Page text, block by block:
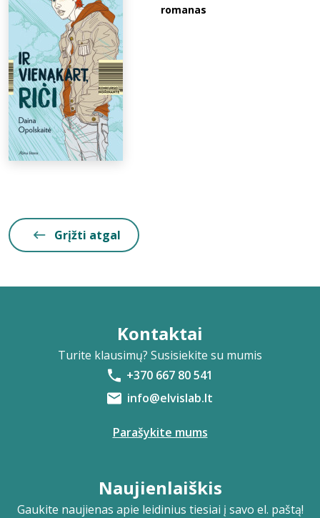
romanas
Grįžti atgal
Kontaktai
Turite klausimų? Susisiekite su mumis
+370 667 80 541
info@elvislab.lt
Parašykite mums
Naujienlaiškis
Gaukite naujienas apie leidinius tiesiai į savo el. paštą!